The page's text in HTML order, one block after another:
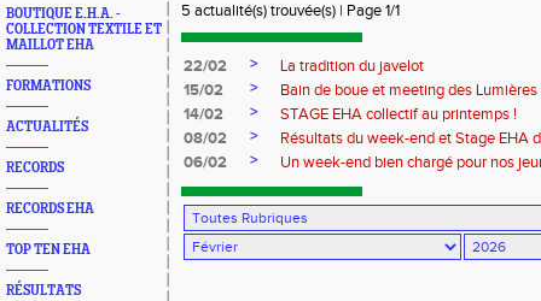
BOUTIQUE E.H.A. -
COLLECTION TEXTILE ET
MAILLOT EHA
FORMATIONS
ACTUALITÉS
RECORDS
RECORDS EHA
TOP TEN EHA
RÉSULTATS
5 actualité(s) trouvée(s) | Page 1/1
22/02 >
La tradition du javelot
15/02
>
Bain de boue et meeting des
14/02
>
STAGE EHA collectif au printemps !
08/02
>
Résultats du week-end et Stage EHA
06/02
> Un week-end bien chargé pour nos